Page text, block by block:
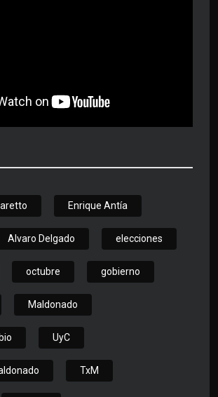
Enrique Antía
Alvaro Delgado elecciones
octubre gobierno
Maldonado
UyC
TxM